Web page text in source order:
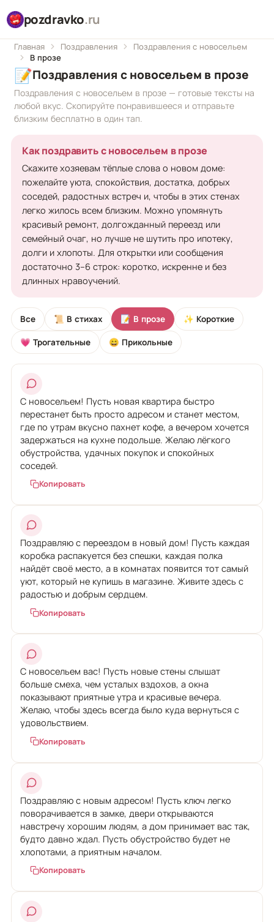
pozdravko.ru
Главная Поздравления
Поздравления с новосельем
В прозе
📝Поздравления с новосельем в прозе
Поздравления с новосельем в прозе — готовые тексты на
любой вкус. Скопируйте понравившееся и отправьте
близким бесплатно в один тап.
Как поздравить с новосельем в прозе
Скажите хозяевам тёплые слова о новом доме:
пожелайте уюта, спокойствия, достатка, добрых
соседей, радостных встреч и, чтобы в этих стенах
легко жилось всем близким. Можно упомянуть
красивый ремонт, долгожданный переезд или
семейный очаг, но лучше не шутить про ипотеку,
долги и хлопоты. Для открытки или сообщения
достаточно 3–6 строк: коротко, искренне и без
длинных нравоучений.
Все 📜 В стихах 📝 В прозе ✨ Короткие
💗 Трогательные 😄 Прикольные
С новосельем! Пусть новая квартира быстро
перестанет быть просто адресом и станет местом,
где по утрам вкусно пахнет кофе, а вечером хочется
задержаться на кухне подольше. Желаю лёгкого
обустройства, удачных покупок и спокойных
соседей.
Копировать
Поздравляю с переездом в новый дом! Пусть каждая
коробка распакуется без спешки, каждая полка
найдёт своё место, а в комнатах появится тот самый
уют, который не купишь в магазине. Живите здесь с
радостью и добрым сердцем.
Копировать
С новосельем вас! Пусть новые стены слышат
больше смеха, чем усталых вздохов, а окна
показывают приятные утра и красивые вечера.
Желаю, чтобы здесь всегда было куда вернуться с
удовольствием.
Копировать
Поздравляю с новым адресом! Пусть ключ легко
поворачивается в замке, двери открываются
навстречу хорошим людям, а дом принимает вас так,
будто давно ждал. Пусть обустройство будет не
хлопотами, а приятным началом.
Копировать